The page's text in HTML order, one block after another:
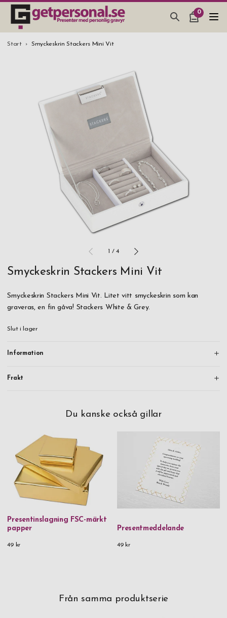
0
PRESENTER & PRYLAR
SMYCKEN & ACCESSOARER
PRESENTTIPS
BRÖLLOPSPRESENT 2026
STUDENTPRESENT 2026
Start Smyckeskrin Stackers Mini Vit
1 /4
Smyckeskrin Stackers Mini Vit
Smyckeskrin Stackers Mini Vit. Litet vitt smyckeskrin som kan
graveras, en fin gåva! Stackers White & Grey.
Slut i lager
Information
Frakt
Du kanske också gillar
Presentinslagning FSC-märkt
papper
49 kr
Presentmeddelande
49 kr
Från samma produktserie